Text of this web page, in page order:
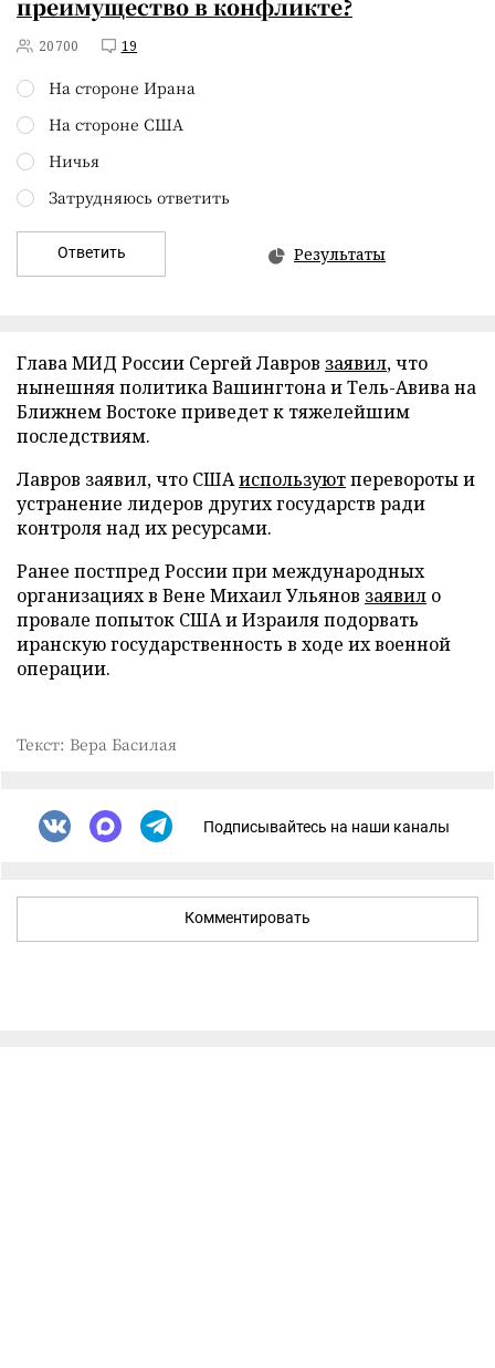
преимущество в конфликте?
20700 19
На стороне Ирана
На стороне США
Ничья
Затрудняюсь ответить
Ответить Результаты
Глава МИД России Сергей Лавров заявил, что
нынешняя политика Вашингтона и Тель-Авива на
Ближнем Востоке приведет к тяжелейшим
последствиям.
Лавров заявил, что СШАиспользуютперевороты и
устранение лидеров других государств ради
контроля над их ресурсами.
Ранее постпред России при международных
организациях в Вене Михаил Ульянов заявил о
провале попыток США и Израиля подорвать
иранскую государственность в ходе их военной
операции.
Текст: Вера Басилая
Подписывайтесь на наши каналы
Комментировать